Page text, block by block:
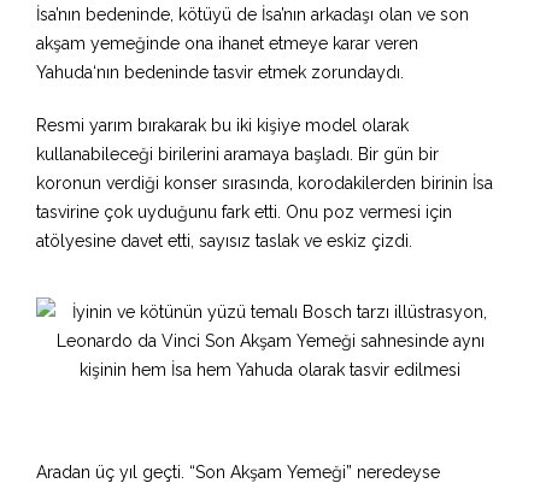
İsa’nın bedeninde, kötüyü de İsa’nın arkadaşı olan ve son
akşam yemeğinde ona ihanet etmeye karar veren
Yahuda‘nın bedeninde tasvir etmek zorundaydı.
Resmi yarım bırakarak bu iki kişiye model olarak
kullanabileceği birilerini aramaya başladı. Bir gün bir
koronun verdiği konser sırasında, korodakilerden birinin İsa
tasvirine çok uyduğunu fark etti. Onu poz vermesi için
atölyesine davet etti, sayısız taslak ve eskiz çizdi.
Aradan üç yıl geçti. “Son Akşam Yemeği” neredeyse